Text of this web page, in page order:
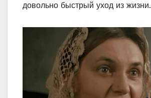
довольно быстрый уход из жизни.